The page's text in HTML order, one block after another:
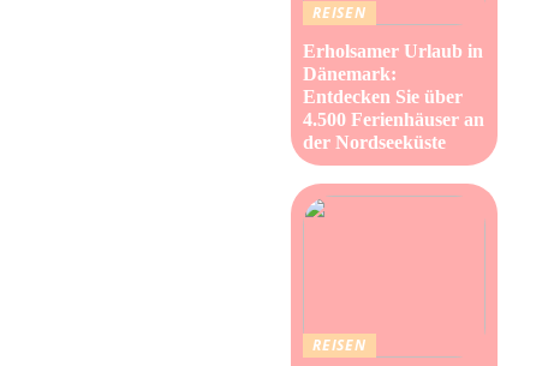
REISEN
Erholsamer Urlaub in
Dänemark:
Entdecken Sie über
4.500 Ferienhäuser an
der Nordseeküste
REISEN